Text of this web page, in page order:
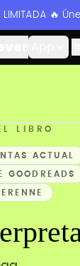
LIMITADA 🔥
LIBRO
ACTUAL
GOODREADS